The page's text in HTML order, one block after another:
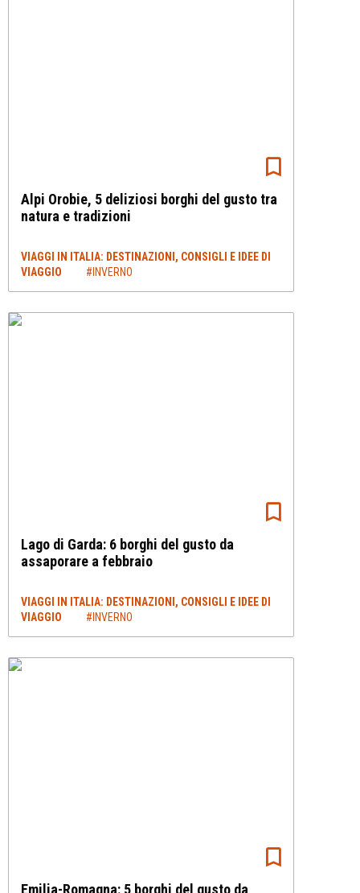
Alpi Orobie, 5 deliziosi borghi del gusto tra
natura e tradizioni
VIAGGI IN ITALIA: DESTINAZIONI, CONSIGLI E IDEE DI
VIAGGIO
#INVERNO
Lago di Garda: 6 borghi del gusto da
assaporare a febbraio
VIAGGI IN ITALIA: DESTINAZIONI, CONSIGLI E IDEE DI
VIAGGIO
#INVERNO
Emilia-Romagna: 5 borghi del gusto da